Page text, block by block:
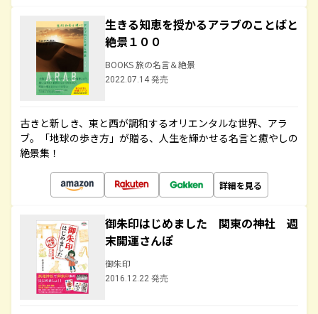
生きる知恵を授かるアラブのことばと
絶景１００
BOOKS 旅の名言＆絶景
2022.07.14 発売
古きと新しき、東と西が調和するオリエンタルな世界、アラ
ブ。「地球の歩き方」が贈る、人生を輝かせる名言と癒やしの
絶景集！
詳細を見る
御朱印はじめました 関東の神社 週
末開運さんぽ
御朱印
2016.12.22 発売